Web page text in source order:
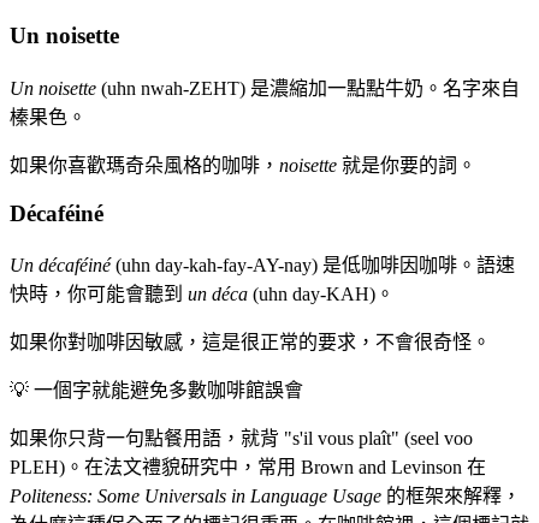
Un noisette
Un noisette (uhn nwah-ZEHT) 是濃縮加一點點牛奶。名字來自
榛果色。
如果你喜歡瑪奇朵風格的咖啡， noisette 就是你要的詞。
Décaféiné
Un décaféiné(uhn day-kah-fay-AY-nay) 是低咖啡因咖啡。語速
快時，你可能會聽到 un déca (uhn day-KAH)。
如果你對咖啡因敏感，這是很正常的要求，不會很奇怪。
💡 一個字就能避免多數咖啡館誤會
如果你只背一句點餐用語，就背 "s'il vous plaît" (seel voo
PLEH)。在法文禮貌研究中，常用 Brown and Levinson 在
Politeness: Some Universals in Language Usage 的框架來解釋，